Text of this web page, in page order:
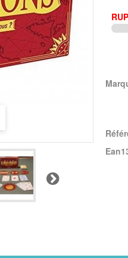
Suivant